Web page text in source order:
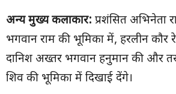
अन्य मुख्य कलाकार: प्रशंसित अभिनेता
भगवान राम की भूमिका में, हरलीन कौर
दानिश अख्तर भगवान हनुमान की और
शिव की भूमिका में दिखाई देंगे।